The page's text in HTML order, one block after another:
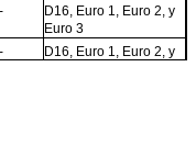
D16, Euro 1, Euro 2, y
Euro 3
D16, Euro 1, Euro 2, y